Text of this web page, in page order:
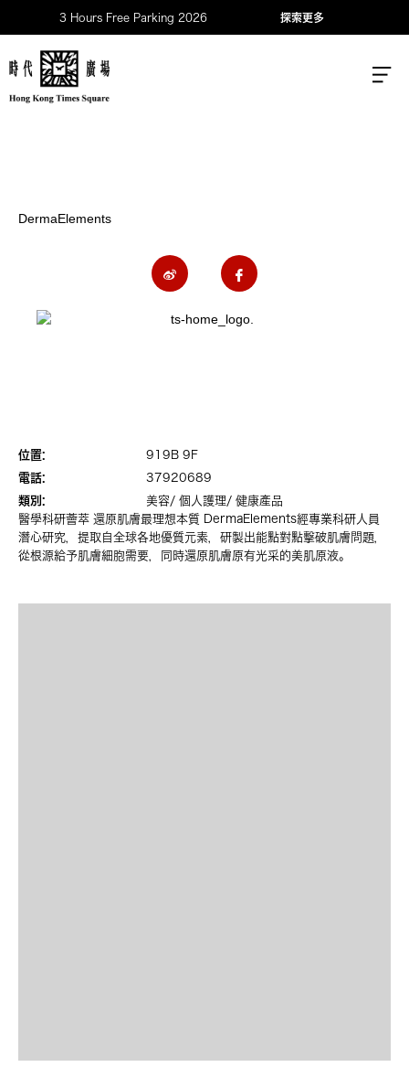
3 Hours Free Parking 2026 探索更多
DermaElements
位置:
919B 9F
電話:
37920689
類別:
美容/ 個人護理/ 健康產品
醫學科研薈萃 還原肌膚最理想本質 DermaElements經專業科研人員
潛心研究，提取自全球各地優質元素，研製出能點對點擊破肌膚問題，
從根源給予肌膚細胞需要，同時還原肌膚原有光采的美肌原液。